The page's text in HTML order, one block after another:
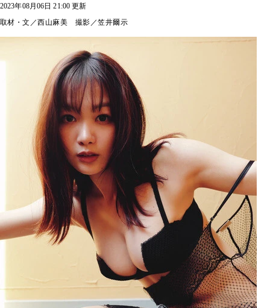
2023年08月06日 21:00 更新
取材・文／西山麻美 撮影／笠井爾示